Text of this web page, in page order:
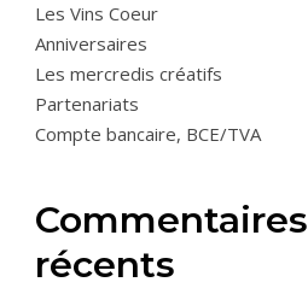
Les Vins Coeur
Anniversaires
Les mercredis créatifs
Partenariats
Compte bancaire, BCE/TVA
Commentaires
récents